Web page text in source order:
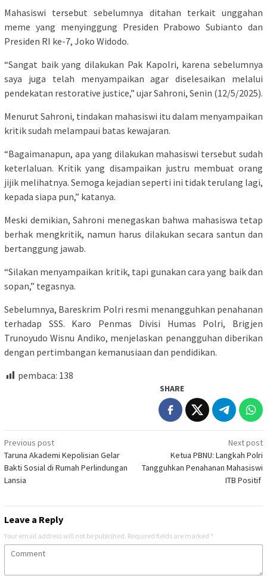
Mahasiswi tersebut sebelumnya ditahan terkait unggahan
meme yang menyinggung Presiden Prabowo Subianto dan
Presiden RI ke-7, Joko Widodo.
“Sangat baik yang dilakukan Pak Kapolri, karena sebelumnya
saya juga telah menyampaikan agar diselesaikan melalui
pendekatan restorative justice,” ujar Sahroni, Senin (12/5/2025).
Menurut Sahroni, tindakan mahasiswi itu dalam menyampaikan
kritik sudah melampaui batas kewajaran.
“Bagaimanapun, apa yang dilakukan mahasiswi tersebut sudah
keterlaluan. Kritik yang disampaikan justru membuat orang
jijik melihatnya. Semoga kejadian seperti ini tidak terulang lagi,
kepada siapa pun,” katanya.
Meski demikian, Sahroni menegaskan bahwa mahasiswa tetap
berhak mengkritik, namun harus dilakukan secara santun dan
bertanggung jawab.
“Silakan menyampaikan kritik, tapi gunakan cara yang baik dan
sopan,” tegasnya.
Sebelumnya, Bareskrim Polri resmi menangguhkan penahanan
terhadap SSS. Karo Penmas Divisi Humas Polri, Brigjen
Trunoyudo Wisnu Andiko, menjelaskan penangguhan diberikan
dengan pertimbangan kemanusiaan dan pendidikan.
pembaca: 138
SHARE
Post
navigation
Previous post
Taruna Akademi Kepolisian Gelar
Bakti Sosial di Rumah Perlindungan
Lansia
Next post
Ketua PBNU: Langkah Polri
Tangguhkan Penahanan Mahasiswi
ITB Positif
Leave a Reply
Your email address will not be published. Required fields are marked *